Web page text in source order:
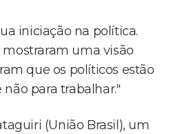
iniciação na política.
uma visão
que os políticos estão
não para trabalhar."
(União Brasil), um